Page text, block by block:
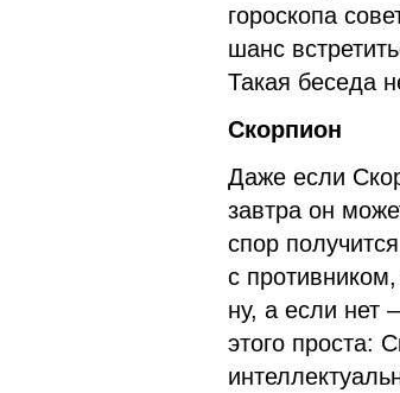
гороскопа
шанс
Такая беседа
Скорпион
Даже если
завтра он
спор
с
ну, а если нет
этого проста: